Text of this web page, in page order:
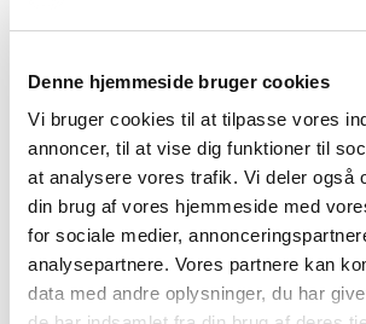
Denne hjemmeside bruger cookies
Vi bruger cookies til at tilpasse vores
annoncer, til at vise dig funktioner til
at analysere vores trafik. Vi deler også
din brug af vores hjemmeside med
for sociale medier,
analysepartnere. Vores partnere kan
data med andre oplysninger, du har
udlejningsaftale med et bureau, skal du
Sidst men ikke mindst, skal du have for øje,
udlejes hele året rundt. I sommerperioden
udlejes uden begrænsning, mens det i
28(29)/2) alene må udlejes til korte ophold
halvdelen af perioden.
Afslutningsvis bør du huske på, at
”sælgers mand”, og derfor ikke varetager